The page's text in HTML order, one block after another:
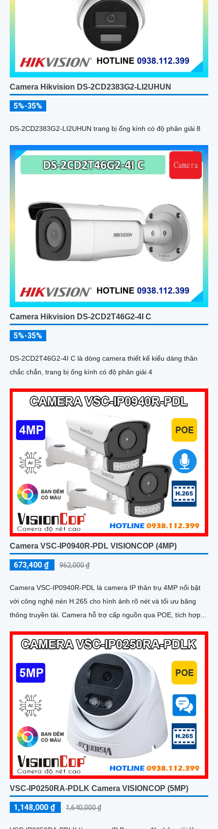
Camera Hikvision DS-2CD2383G2-LI2UHUN
5%-35%
DS-2CD2383G2-LI2UHUN trang bị ống kính có độ phân giải 8
Camera Hikvision DS-2CD2T46G2-4I C
5%-35%
DS-2CD2T46G2-4I C là dòng camera thiết kế kiểu dáng thân
chắc chắn, trang bị ống kính có độ phân giải 4
Camera VSC-IP0940R-PDL VISIONCOP (4MP)
673,400 ₫ 962,000 ₫
Camera VSC-IP0940R-PDL là camera IP thân trụ 4MP nổi bật
với công nghệ nén H.265 cho hình ảnh rõ nét và tối ưu băng
thông truyền tải. Camera hỗ trợ cấp nguồn qua POE, tích hợp...
VSC-IP0250RA-PDLK Camera VISIONCOP (5MP)
1,148,000 ₫ 1,640,000 ₫